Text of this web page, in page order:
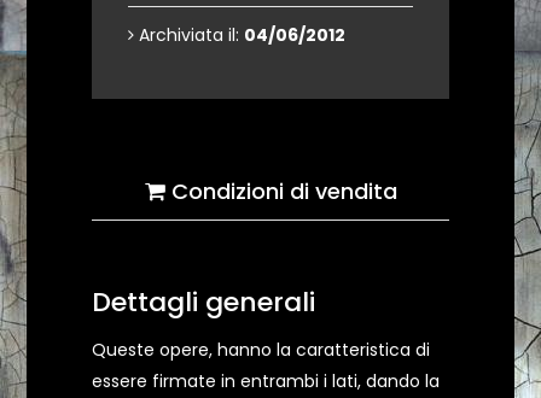
Archiviata il: 04/06/2012
Condizioni di vendita
Dettagli generali
Queste opere, hanno la caratteristica di
essere firmate in entrambi i lati, dando la